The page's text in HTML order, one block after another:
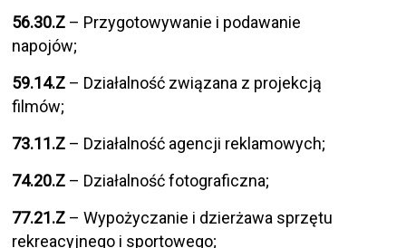
56.30.Z – Przygotowywanie i podawanie
napojów;
59.14.Z – Działalność związana z projekcją
filmów;
73.11.Z – Działalność agencji reklamowych;
74.20.Z – Działalność fotograficzna;
77.21.Z – Wypożyczanie i dzierżawa sprzętu
rekreacyjnego i sportowego;